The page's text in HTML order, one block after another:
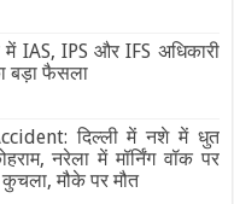
IAS, IPS और IFS अधिकारी
बड़ा फैसला
दिल्ली में नशे में धुत
नरेला में मॉर्निंग वॉक पर
कुचला, मौके पर मौत